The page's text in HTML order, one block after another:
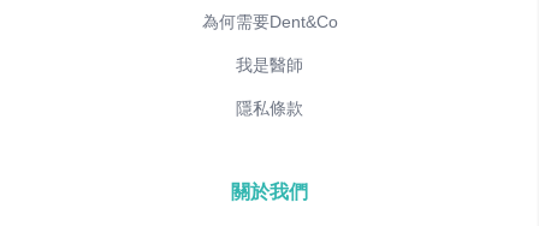
為何需要Dent&Co
我是醫師
隱私條款
關於我們